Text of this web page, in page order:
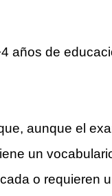
años de
aunque el
un
o requieren